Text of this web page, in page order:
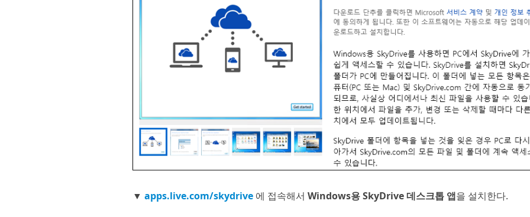
▼apps.live.com/skydrive 에 접속해서Windows용 SkyDrive 데스크톱 앱을 설치한다.